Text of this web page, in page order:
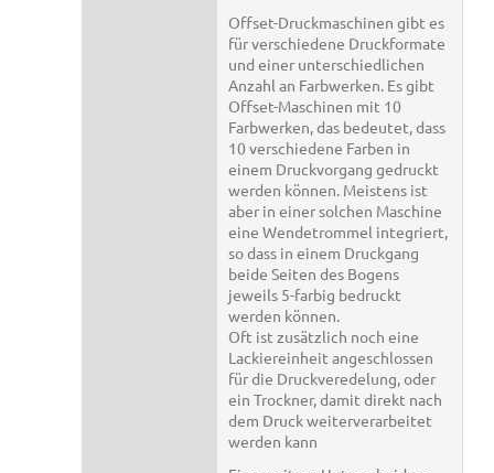
Offset-Druckmaschinen gibt es
für verschiedene Druckformate
und einer unterschiedlichen
Anzahl an Farbwerken. Es gibt
Offset-Maschinen mit 10
Farbwerken, das bedeutet, dass
10 verschiedene Farben in
einem Druckvorgang gedruckt
werden können. Meistens ist
aber in einer solchen Maschine
eine Wendetrommel integriert,
so dass in einem Druckgang
beide Seiten des Bogens
jeweils 5-farbig bedruckt
werden können.
Oft ist zusätzlich noch eine
Lackiereinheit angeschlossen
für die Druckveredelung, oder
ein Trockner, damit direkt nach
dem Druck weiterverarbeitet
werden kann